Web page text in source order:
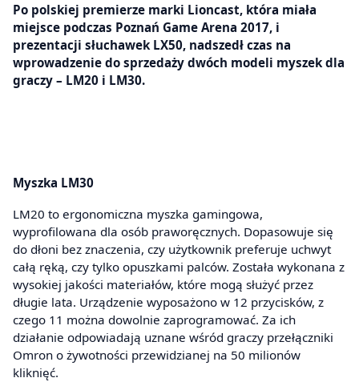
Po polskiej premierze marki Lioncast, która miała
miejsce podczas Poznań Game Arena 2017, i
prezentacji słuchawek LX50, nadszedł czas na
wprowadzenie do sprzedaży dwóch modeli myszek dla
graczy – LM20 i LM30.
Myszka LM30
LM20 to ergonomiczna myszka gamingowa,
wyprofilowana dla osób praworęcznych. Dopasowuje się
do dłoni bez znaczenia, czy użytkownik preferuje uchwyt
całą ręką, czy tylko opuszkami palców. Została wykonana z
wysokiej jakości materiałów, które mogą służyć przez
długie lata. Urządzenie wyposażono w 12 przycisków, z
czego 11 można dowolnie zaprogramować. Za ich
działanie odpowiadają uznane wśród graczy przełączniki
Omron o żywotności przewidzianej na 50 milionów
kliknięć.